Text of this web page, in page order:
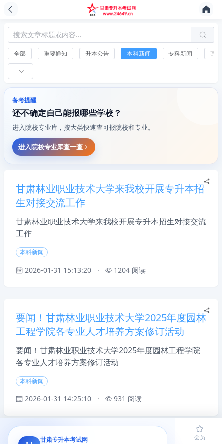
全部 重要通知 升本公告 本科新闻 专科新闻 其
备考提醒
还不确定自己能报哪些学校？
进入院校专业库，按大类快速查可报院校和专业。
进入院校专业库查一查
甘肃林业职业技术大学来我校开展专升本招
生对接交流工作
甘肃林业职业技术大学来我校开展专升本招生对接交流
工作
本科新闻
2026-01-31 15:13:20 · 1204 阅读
要闻！甘肃林业职业技术大学2025年度园林
工程学院各专业人才培养方案修订活动
要闻！甘肃林业职业技术大学2025年度园林工程学院
各专业人才培养方案修订活动
本科新闻
2026-01-31 14:25:10 · 931 阅读
甘肃专升本考试网
首页 题库 会员